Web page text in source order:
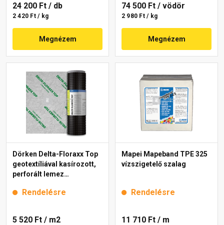
24 200 Ft / db
2 420 Ft / kg
Megnézem
74 500 Ft / vödör
2 980 Ft / kg
Megnézem
Dörken Delta-Floraxx Top
geotextíliával kasírozott,
perforált lemez
Rendelésre
5 520 Ft / m2
Mapei Mapeband TPE 325
vízszigetelő szalag
Rendelésre
11 710 Ft / m